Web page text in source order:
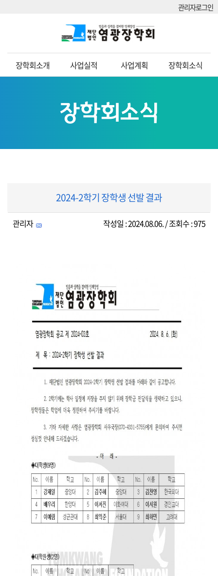
관리자로그인
장학회소개 사업실적 사업계획 장학회소식
장학회소식
2024-2학기 장학생 선발 결과
관리자 작성일 : 2024.08.06. / 조회수 : 975